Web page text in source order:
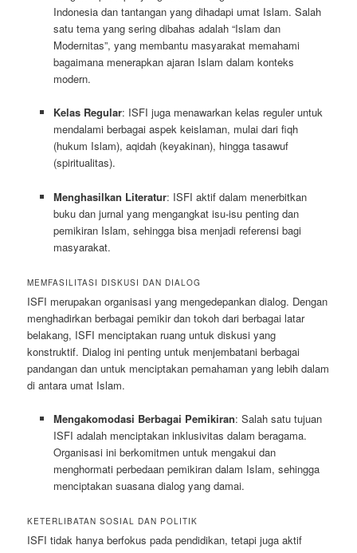
Indonesia dan tantangan yang dihadapi umat Islam. Salah
satu tema yang sering dibahas adalah “Islam dan
Modernitas”, yang membantu masyarakat memahami
bagaimana menerapkan ajaran Islam dalam konteks
modern.
Kelas Regular: ISFI juga menawarkan kelas reguler untuk
mendalami berbagai aspek keislaman, mulai dari fiqh
(hukum Islam), aqidah (keyakinan), hingga tasawuf
(spiritualitas).
Menghasilkan Literatur: ISFI aktif dalam menerbitkan
buku dan jurnal yang mengangkat isu-isu penting dan
pemikiran Islam, sehingga bisa menjadi referensi bagi
masyarakat.
MEMFASILITASI DISKUSI DAN DIALOG
ISFI merupakan organisasi yang mengedepankan dialog. Dengan
menghadirkan berbagai pemikir dan tokoh dari berbagai latar
belakang, ISFI menciptakan ruang untuk diskusi yang
konstruktif. Dialog ini penting untuk menjembatani berbagai
pandangan dan untuk menciptakan pemahaman yang lebih dalam
di antara umat Islam.
Mengakomodasi Berbagai Pemikiran: Salah satu tujuan
ISFI adalah menciptakan inklusivitas dalam beragama.
Organisasi ini berkomitmen untuk mengakui dan
menghormati perbedaan pemikiran dalam Islam, sehingga
menciptakan suasana dialog yang damai.
KETERLIBATAN SOSIAL DAN POLITIK
ISFI tidak hanya berfokus pada pendidikan, tetapi juga aktif